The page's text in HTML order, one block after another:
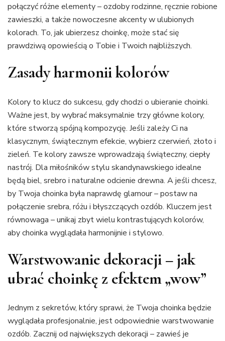
połączyć różne elementy – ozdoby rodzinne, ręcznie robione
zawieszki, a także nowoczesne akcenty w ulubionych
kolorach. To, jak ubierzesz choinkę, może stać się
prawdziwą opowieścią o Tobie i Twoich najbliższych.
Zasady harmonii kolorów
Kolory to klucz do sukcesu, gdy chodzi o ubieranie choinki.
Ważne jest, by wybrać maksymalnie trzy główne kolory,
które stworzą spójną kompozycję. Jeśli zależy Ci na
klasycznym, świątecznym efekcie, wybierz czerwień, złoto i
zieleń. Te kolory zawsze wprowadzają świąteczny, ciepły
nastrój. Dla miłośników stylu skandynawskiego idealne
będą biel, srebro i naturalne odcienie drewna. A jeśli chcesz,
by Twoja choinka była naprawdę glamour – postaw na
połączenie srebra, różu i błyszczących ozdób. Kluczem jest
równowaga – unikaj zbyt wielu kontrastujących kolorów,
aby choinka wyglądała harmonijnie i stylowo.
Warstwowanie dekoracji – jak
ubrać choinkę z efektem „wow”
Jednym z sekretów, który sprawi, że Twoja choinka będzie
wyglądała profesjonalnie, jest odpowiednie warstwowanie
ozdób. Zacznij od największych dekoracji – zawieś je